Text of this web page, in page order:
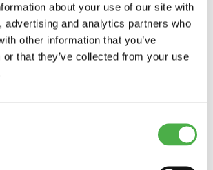
about your use of our site with
advertising and analytics partners who
other information that you’ve
or that they’ve collected from your use
Y-tunnus: 0116872-9
Tietosuojaseloste
kello 16.00. Meidän on oltava
kello 20.00 mennessä.
Ilmoittaudu 24.2. mennessä.